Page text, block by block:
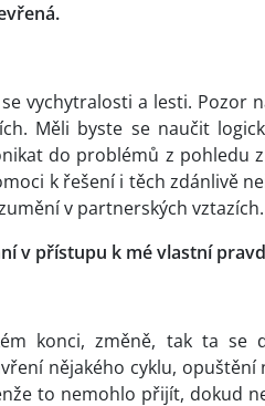
vychytralosti a lesti. Pozor
Měli byste se naučit
do problémů z pohledu
k řešení i těch zdánlivě
v partnerských vztazích.
v přístupu k mé vlastní
konci, změně, tak ta se
nějakého cyklu, opuštění
to nemohlo přijít, dokud